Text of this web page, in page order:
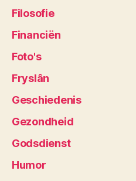
Filosofie
Financiën
Foto's
Fryslân
Geschiedenis
Gezondheid
Godsdienst
Humor